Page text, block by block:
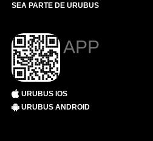
SEA PARTE DE URUBUS
APP
URUBUS IOS
URUBUS ANDROID